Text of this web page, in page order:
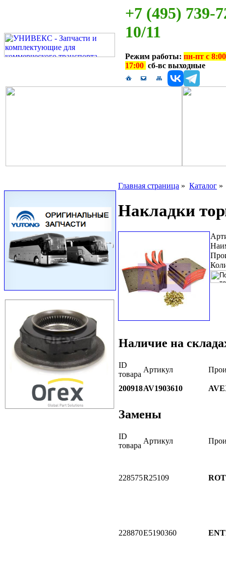
+7 (495) 739-
10/11
Режим работы: пн-пт с
17:00 сб-вс выходные
Главная страница » Каталог
Накладки
Наличие на
ID
товара
Артикул
200918AV1903610
Замены
ID
товара
Артикул
228575R25109
228870E5190360